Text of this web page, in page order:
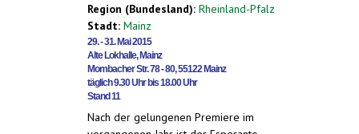
Region (Bundesland): Rheinland-Pfalz
Stadt: Mainz
29. - 31. Mai 2015
Alte Lokhalle, Mainz
Mombacher Str. 78 - 80, 55122 Mainz
täglich 9.30 Uhr bis 18.00 Uhr
Stand 11
Nach der gelungenen Premiere im